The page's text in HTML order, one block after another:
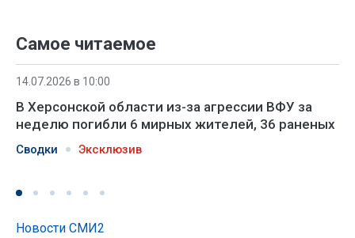
Самое читаемое
14.07.2026 в 10:00
В Херсонской области из-за агрессии ВФУ за
неделю погибли 6 мирных жителей, 36 раненых
Сводки Эксклюзив
Новости СМИ2